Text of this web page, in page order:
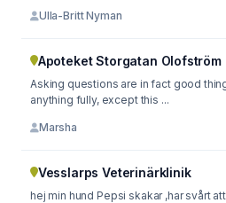
Ulla-Britt Nyman
Apoteket Storgatan Olofström
Asking questions are in fact good
anything fully, except this ...
Marsha
Vesslarps Veterinärklinik
hej min hund Pepsi skakar ,har svårt